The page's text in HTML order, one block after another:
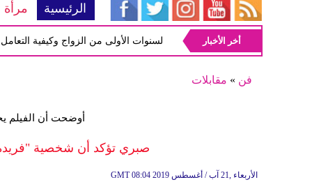
الرئيسية مرأة
أبرز المشاكل شيوعاً في السنوات الأولى من الزواج وكيفية التعامل معها
أخر الأخبار
فن » مقابلات
أوضحت أن الفيلم
صبري تؤكد أن شخصية "فريدة" في
GMT 08:04 2019 الأربعاء ,21 آب / أغسطس